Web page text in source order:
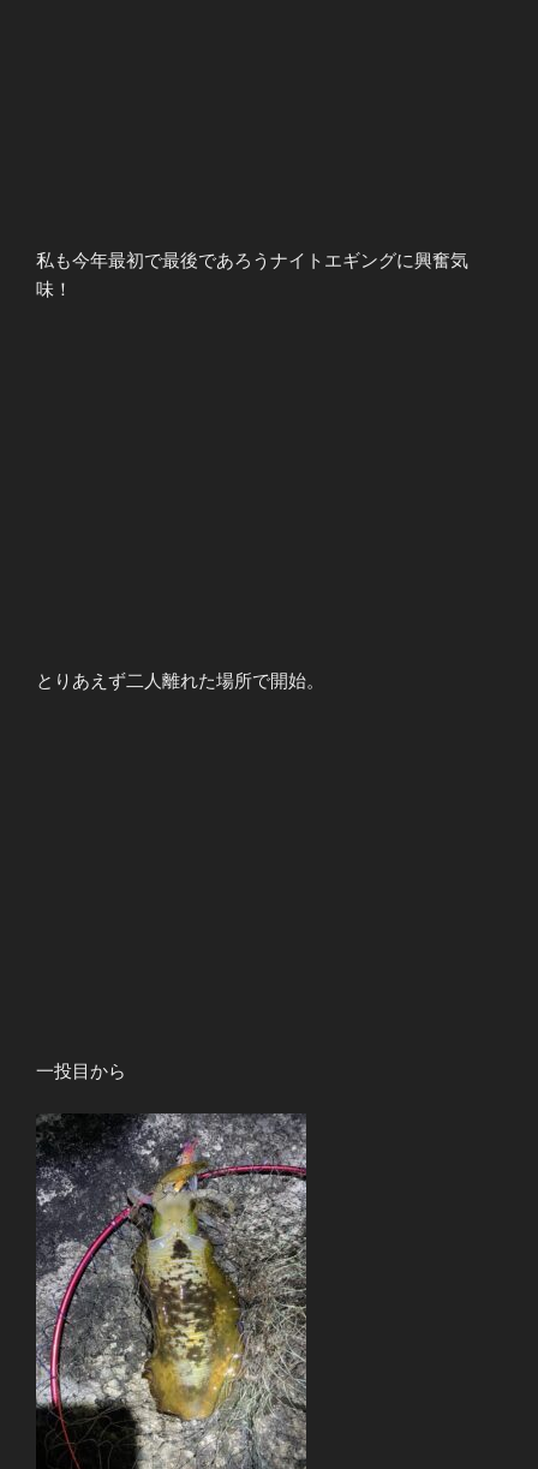
私も今年最初で最後であろうナイトエギングに興奮気
味！
とりあえず二人離れた場所で開始。
一投目から